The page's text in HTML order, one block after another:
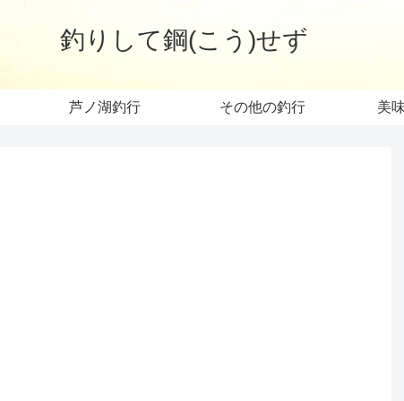
釣りして鋼(こう)せず
芦ノ湖釣行 その他の釣行 美